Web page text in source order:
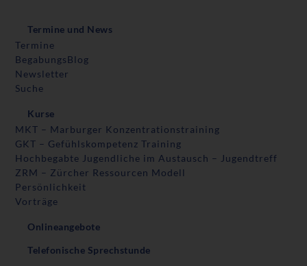
Termine und News
Termine
BegabungsBlog
Newsletter
Suche
Kurse
MKT – Marburger Konzentrationstraining
GKT – Gefühlskompetenz Training
Hochbegabte Jugendliche im Austausch – Jugendtreff
ZRM – Zürcher Ressourcen Modell
Persönlichkeit
Vorträge
Onlineangebote
Telefonische Sprechstunde